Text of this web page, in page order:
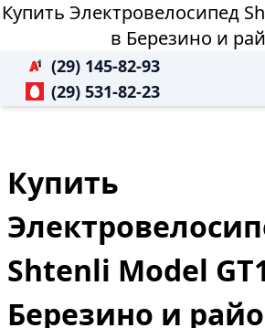
Купить Электровелосипед
в Березино и
(29) 145-82-93
(29) 531-82-23
Купить
Shtenli Model
Березино и